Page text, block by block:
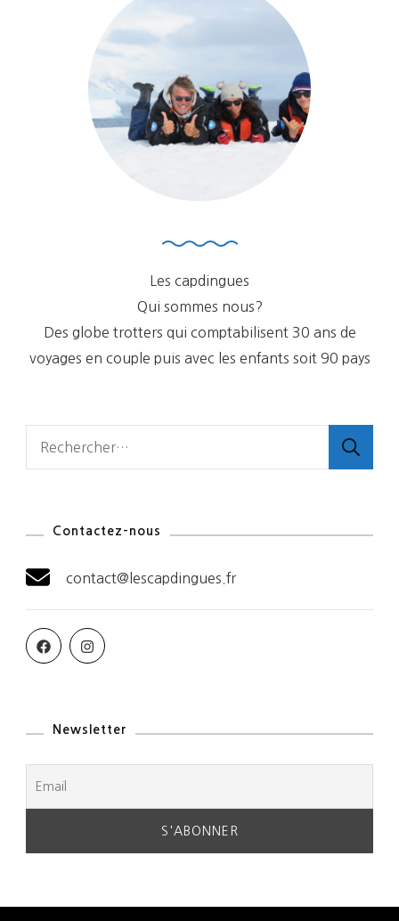
Les capdingues
Qui sommes nous?
Des globe trotters qui comptabilisent 30 ans de
voyages en couple puis avec les enfants soit 90 pays
Contactez-nous
contact@lescapdingues.fr
Newsletter